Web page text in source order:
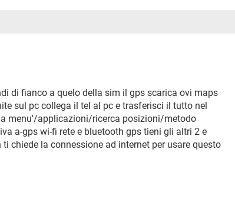
di fianco a quelo della sim il gps scarica ovi maps
sul pc collega il tel al pc e trasferisci il tutto nel
menu'/applicazioni/ricerca posizioni/metodo
a-gps wi-fi rete e bluetooth gps tieni gli altri 2 e
chiede la connessione ad internet per usare questo